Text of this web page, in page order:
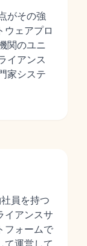
がその強
ェアプロ
関のユニ
イアンス
家システ
員を持つ
イアンスサ
フォームで